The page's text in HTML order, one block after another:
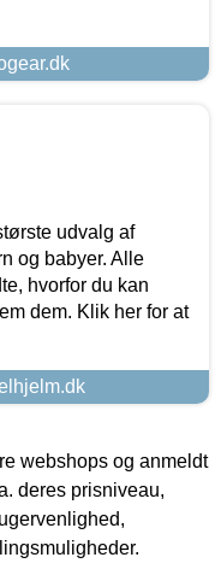
udvalg af
og babyer. Alle
hvorfor du kan
dem. Klik her for at
webshops og anmeldt
deres prisniveau,